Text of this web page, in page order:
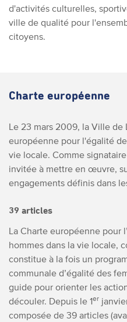
d'activités culturelles,
ville de qualité pour
citoyens.
Charte européenne
Le 23 mars 2009, la Ville de
européenne pour l'égalité
vie locale. Comme
invitée à mettre en œuvre,
engagements définis dans
39 articles
La Charte européenne pour
hommes dans la vie locale,
constitue à la fois un
communale d’égalité des
guide pour orienter les
découler. Depuis le 1er
composée de 39 articles